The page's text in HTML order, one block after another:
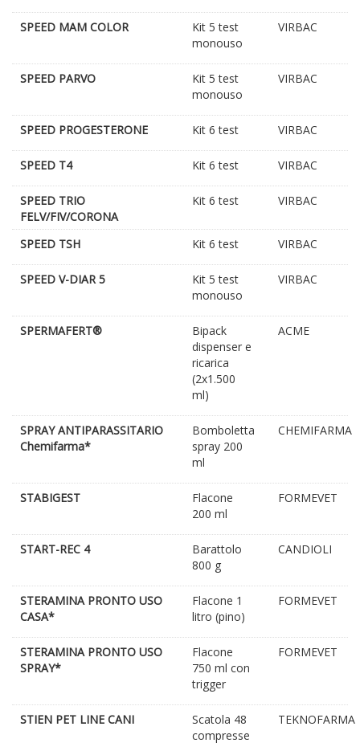
SPEED MAM COLOR
Kit 5 test
monouso
VIRBAC
SPEED PARVO
Kit 5 test
monouso
VIRBAC
SPEED PROGESTERONE Kit 6 test VIRBAC
SPEED T4 Kit 6 test VIRBAC
SPEED TRIO
FELV/FIV/CORONA
Kit 6 test VIRBAC
SPEED TSH Kit 6 test VIRBAC
SPEED V-DIAR 5
Kit 5 test
monouso
VIRBAC
SPERMAFERT®
Bipack
dispenser e
ricarica
(2x1.500
ml)
ACME
SPRAY ANTIPARASSITARIO
Chemifarma*
Bomboletta
spray 200
ml
CHEMIFARMA
STABIGEST
Flacone
200 ml
FORMEVET
START-REC 4
Barattolo
800 g
CANDIOLI
STERAMINA PRONTO USO
CASA*
Flacone 1
litro (pino)
FORMEVET
STERAMINA PRONTO USO
SPRAY*
Flacone
750 ml con
trigger
FORMEVET
STIEN PET LINE CANI
Scatola 48
compresse
TEKNOFARMA